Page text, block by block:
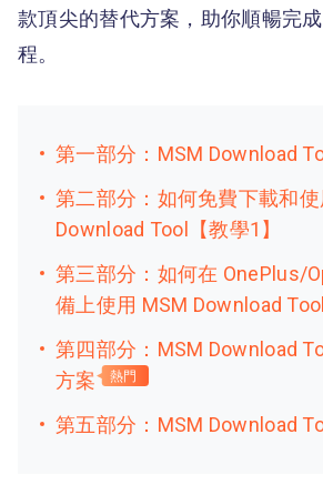
款頂尖的替代方案，助你順暢完
程。
第一部分：MSM Download
第二部分：如何免費下載和使
Download Tool【教學1】
第三部分：如何在 OnePlus/
備上使用 MSM Download
第四部分：MSM Download
方案
熱門
第五部分：MSM Download